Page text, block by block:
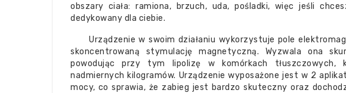
obszary ciała: ramiona, brzuch, uda, pośladki, więc jeśli
dedykowany dla ciebie.
Urządzenie w swoim działaniu wykorzystuje pole
skoncentrowaną stymulację magnetyczną. Wyzwala ona
powodując przy tym lipolizę w komórkach tłuszczowych,
nadmiernych kilogramów. Urządzenie wyposażone jest w 2
mocy, co sprawia, że zabieg jest bardzo skuteczny oraz